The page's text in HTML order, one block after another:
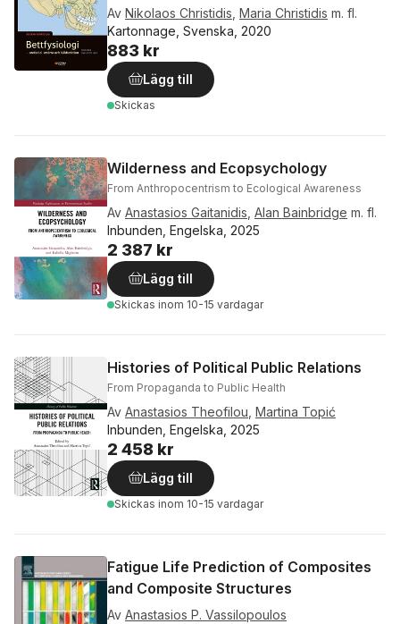
Av Nikolaos Christidis Maria Christidis m. fl.
Kartonnage, Svenska, 2020
883 kr
Lägg till
Skickas
Wilderness and Ecopsychology
From Anthropocentrism to Ecological Awareness
Av Anastasios Gaitanidis Alan Bainbridge m. fl.
Inbunden, Engelska, 2025
2 387 kr
Lägg till
Skickas inom 10-15 vardagar
Histories of Political Public Relations
From Propaganda to Public Health
Av Anastasios Theofilou Martina Topić
Inbunden, Engelska, 2025
2 458 kr
Lägg till
Skickas inom 10-15 vardagar
Fatigue Life Prediction of Composites
and Composite Structures
Av Anastasios P. Vassilopoulos